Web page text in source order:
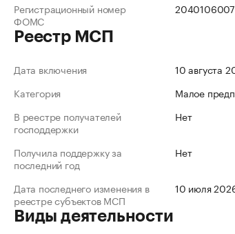
Регистрационный номер
ФОМС
Реестр МСП
Дата включения
10 августа
Категория
Малое
В реестре получателей
господдержки
Нет
Получила поддержку за
последний год
Нет
Дата последнего изменения в
реестре субъектов МСП
10 июля
Виды деятельности